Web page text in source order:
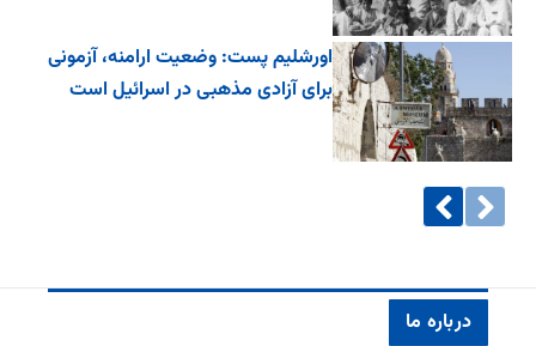
اورشلیم پست: وضعیت ارامنه، آزمونی
برای آزادی مذهبی در اسرائیل است
درباره ما